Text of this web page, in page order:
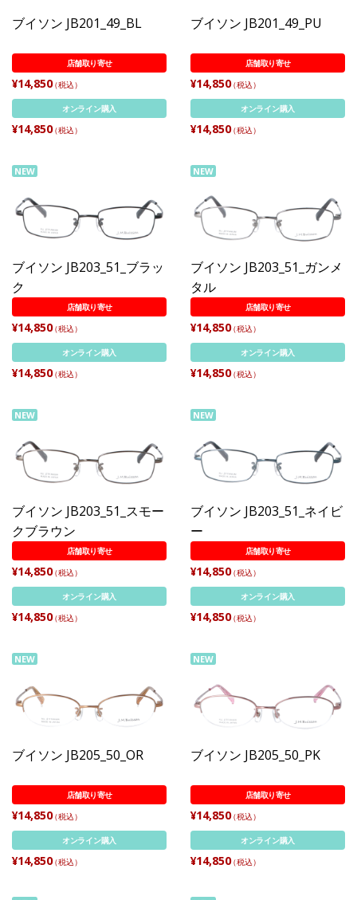
ブイソン JB201_49_BL
店舗取り寄せ
¥14,850（税込）
オンライン購入
¥14,850（税込）
ブイソン JB201_49_PU
店舗取り寄せ
¥14,850（税込）
オンライン購入
¥14,850（税込）
NEW
ブイソン JB203_51_ブラッ
ク
店舗取り寄せ
¥14,850（税込）
オンライン購入
¥14,850（税込）
NEW
ブイソン JB203_51_ガンメ
タル
店舗取り寄せ
¥14,850（税込）
オンライン購入
¥14,850（税込）
NEW
ブイソン JB203_51_スモー
クブラウン
店舗取り寄せ
¥14,850（税込）
オンライン購入
¥14,850（税込）
NEW
ブイソン JB203_51_ネイビ
ー
店舗取り寄せ
¥14,850（税込）
オンライン購入
¥14,850（税込）
NEW
ブイソン JB205_50_OR
店舗取り寄せ
¥14,850（税込）
オンライン購入
¥14,850（税込）
NEW
ブイソン JB205_50_PK
店舗取り寄せ
¥14,850（税込）
オンライン購入
¥14,850（税込）